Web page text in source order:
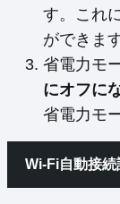
す。これ
ができます
省電力モ
にオフに
省電力モ
Wi-Fi自動接続